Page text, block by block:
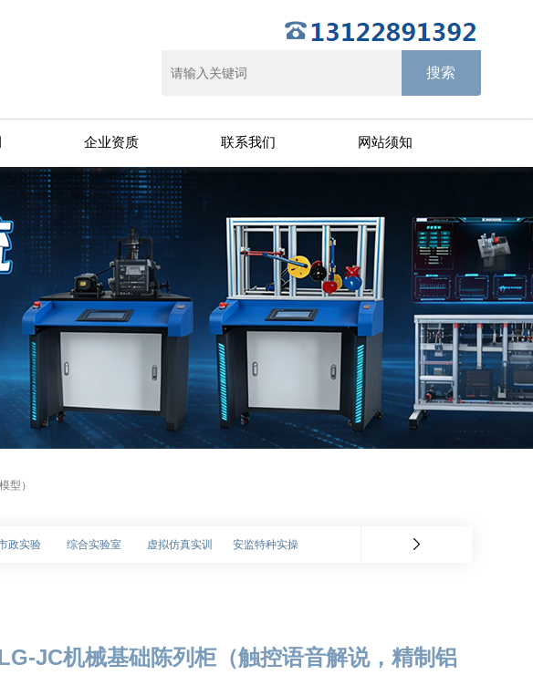
企业资质 联系我们 网站须知
型）
政实验 综合实验室 虚拟仿真实训 安监特种实操
JC机械基础陈列柜（触控语音解说，精制铝